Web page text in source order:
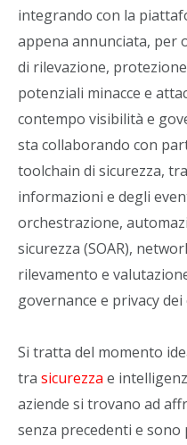
integrando con la
appena annunciata, per
di rilevazione,
potenziali minacce e
contempo visibilità e
sta collaborando con
toolchain di sicurezza,
informazioni e degli
orchestrazione,
sicurezza (SOAR),
rilevamento e
governance e privacy dei
Si tratta del momento
tra sicurezza e
aziende si trovano ad
senza precedenti e